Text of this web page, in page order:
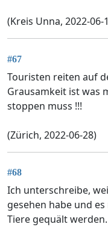
(Kreis Unna, 2022-06-
#67
Touristen reiten auf
Grausamkeit ist was
stoppen muss !!!
(Zürich, 2022-06-28)
#68
Ich unterschreibe,
gesehen habe und
Tiere gequält